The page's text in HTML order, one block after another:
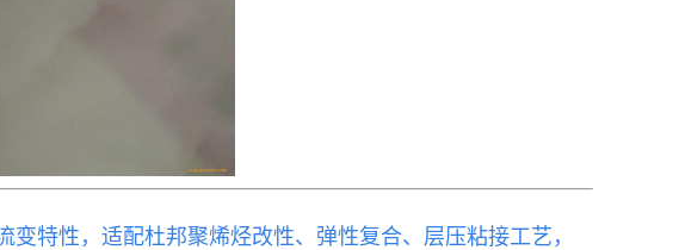
特性，适配杜邦聚烯烃改性、弹性复合、层压粘接工艺，